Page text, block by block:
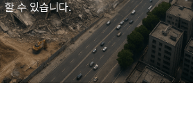
할 수 있습니다.